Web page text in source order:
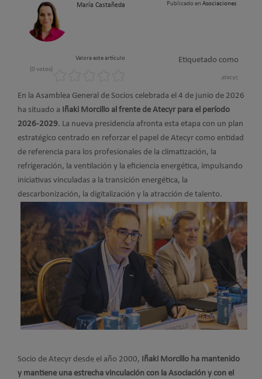
María Castañeda Publicado en Asociaciones
Valora este artículo
(0 votos)
Etiquetado como
atecyr,
En la Asamblea General de Socios celebrada el 4 de junio de 2026
ha situado a Iñaki Morcillo al frente de Atecyr para el período
2026-2029. La nueva presidencia afronta esta etapa con un plan
estratégico centrado en reforzar el papel de Atecyr como entidad
de referencia para los profesionales de la climatización, la
refrigeración, la ventilación y la eficiencia energética, impulsando
iniciativas vinculadas a la transición energética, la
descarbonización, la digitalización y la atracción de talento.
Socio de Atecyr desde el año 2000, Iñaki Morcillo ha mantenido
y mantiene una estrecha vinculación con la Asociación y con el